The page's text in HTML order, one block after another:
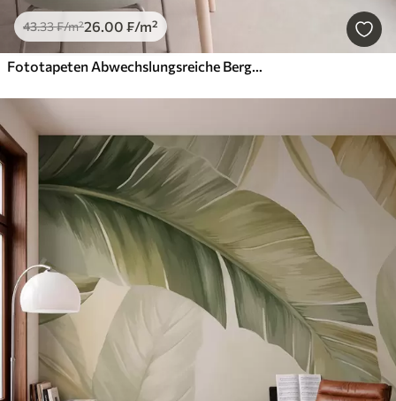
43.33₣/m²26.00 ₣/m²
Fototapeten Abwechslungsreiche Berglandschaft